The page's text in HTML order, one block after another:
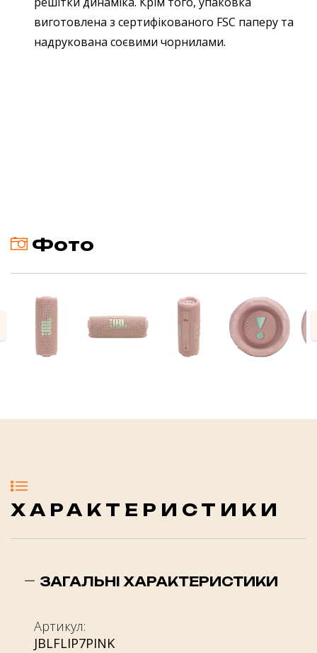
виготовлена з сертифікованого FSC паперу та
надрукована соєвими чорнилами.
Фото
ХАРАКТЕРИСТИКИ
ЗАГАЛЬНІ ХАРАКТЕРИСТИКИ
Артикул:
JBLFLIP7PINK